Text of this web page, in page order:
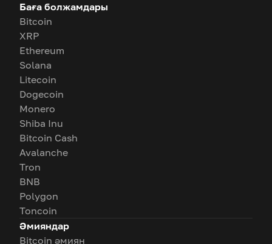
Баға болжамдары
Bitcoin
XRP
Ethereum
Solana
Litecoin
Dogecoin
Monero
Shiba Inu
Bitcoin Cash
Avalanche
Tron
BNB
Polygon
Toncoin
Әмияндар
Bitcoin әмиян